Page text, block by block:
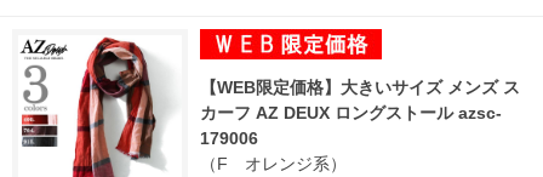
【WEB限定価格】大きいサイズ メンズ ス
カーフ AZ DEUX ロングストール azsc-
179006
（F オレンジ系）